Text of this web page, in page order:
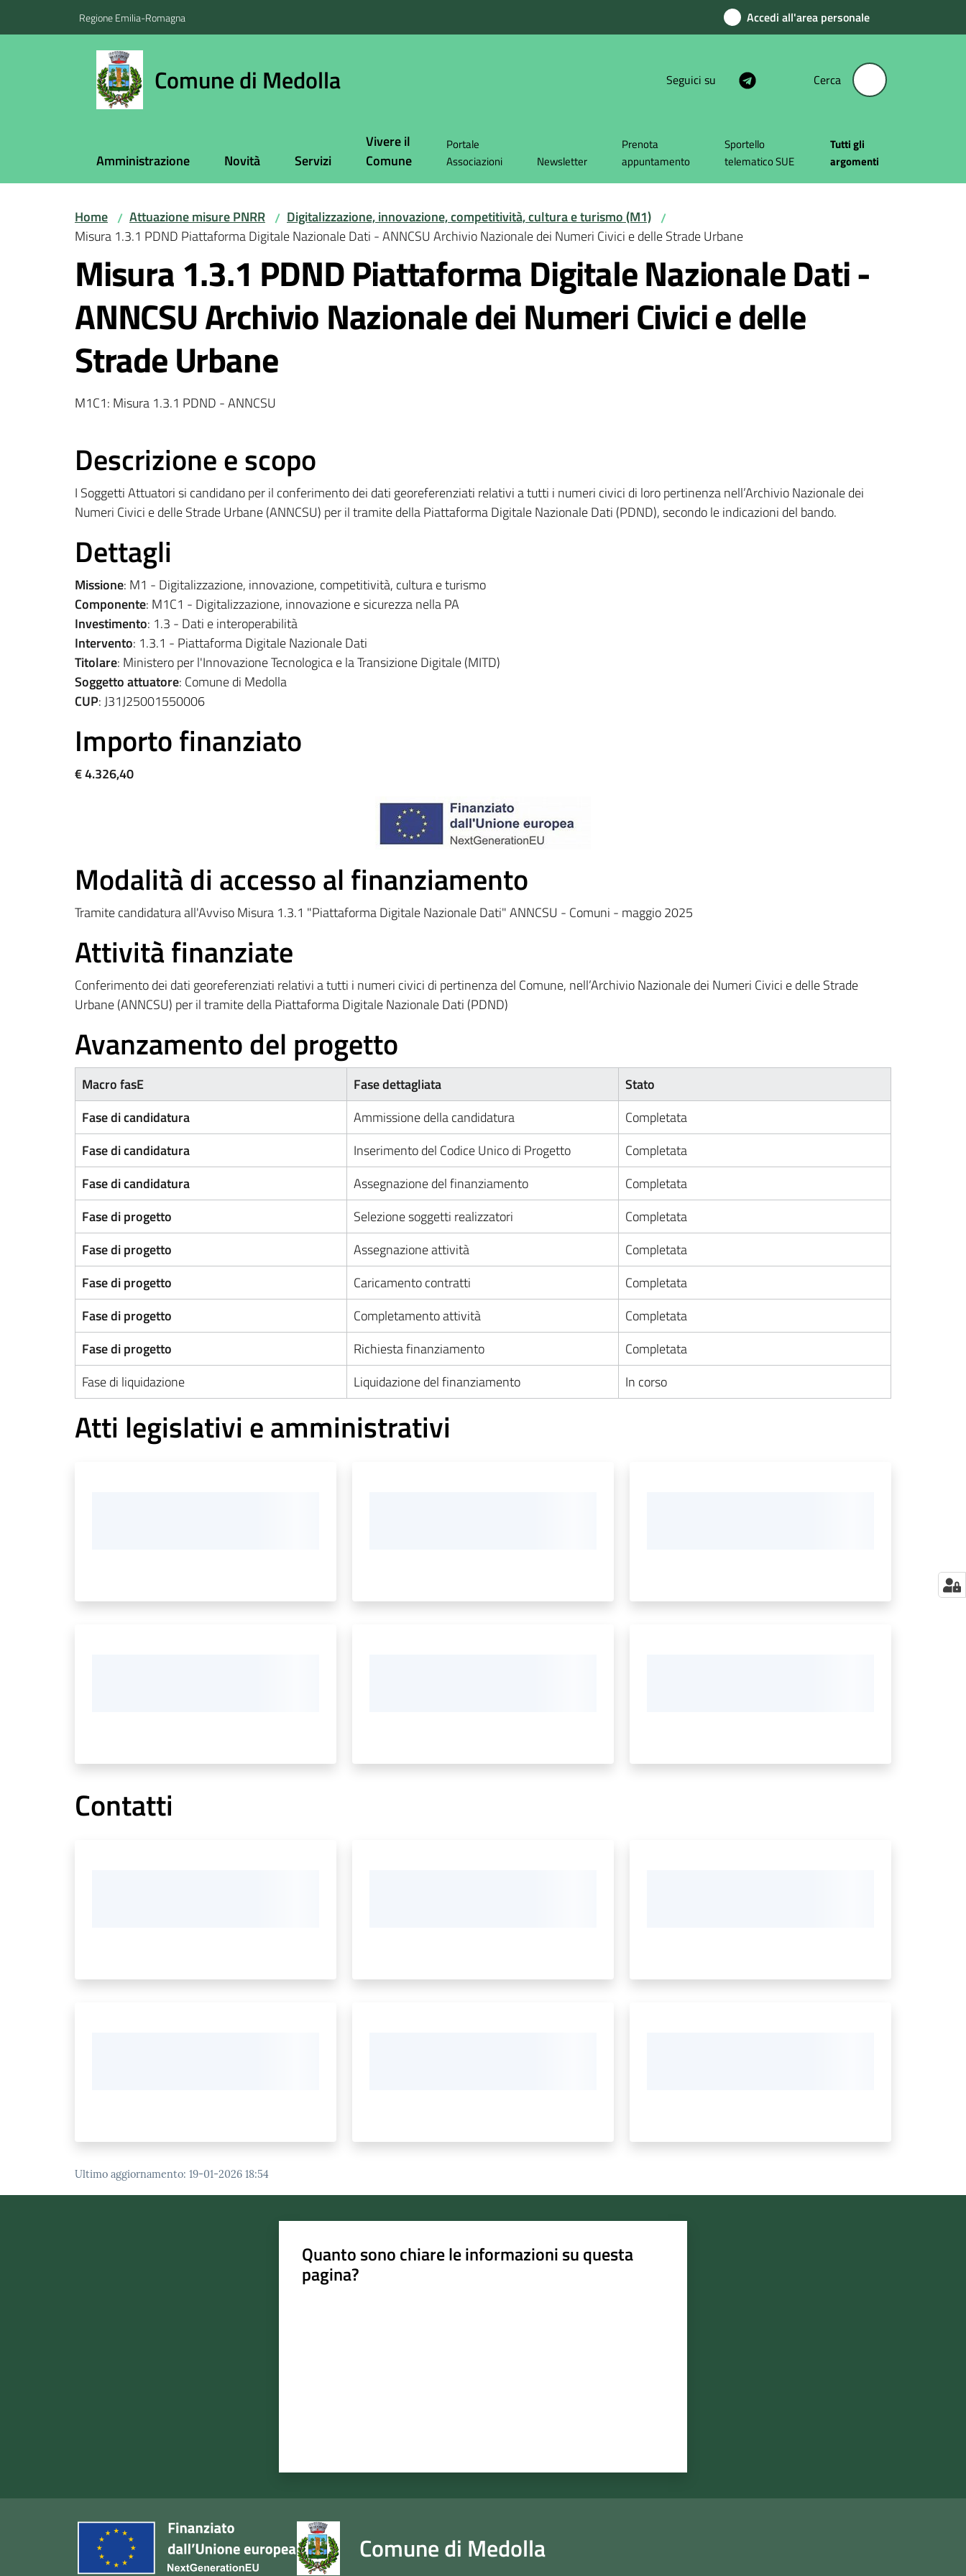
Regione Emilia-Romagna Accedi all'area personale
Comune di Medolla Seguici su Cerca
Amministrazione Novità Servizi
Vivere il
Comune
Portale
Associazioni
Newsletter
Prenota
appuntamento
Sportello
telematico SUE
Tutti gli
argomenti
Home / Attuazione misure PNRR / Digitalizzazione, innovazione, competitività, cultura e turismo (M1) /
Misura 1.3.1 PDND Piattaforma Digitale Nazionale Dati - ANNCSU Archivio Nazionale dei Numeri Civici e delle Strade Urbane
Misura 1.3.1 PDND Piattaforma Digitale Nazionale Dati -
ANNCSU Archivio Nazionale dei Numeri Civici e delle
Strade Urbane
M1C1: Misura 1.3.1 PDND - ANNCSU
Descrizione e scopo
I Soggetti Attuatori si candidano per il conferimento dei dati georeferenziati relativi a tutti i numeri civici di loro pertinenza nell’Archivio Nazionale dei
Numeri Civici e delle Strade Urbane (ANNCSU) per il tramite della Piattaforma Digitale Nazionale Dati (PDND), secondo le indicazioni del bando.
Dettagli
Missione: M1 - Digitalizzazione, innovazione, competitività, cultura e turismo
Componente: M1C1 - Digitalizzazione, innovazione e sicurezza nella PA
Investimento: 1.3 - Dati e interoperabilità
Intervento: 1.3.1 - Piattaforma Digitale Nazionale Dati
Titolare: Ministero per l'Innovazione Tecnologica e la Transizione Digitale (MITD)
Soggetto attuatore: Comune di Medolla
CUP: J31J25001550006
Importo finanziato
€ 4.326,40
Modalità di accesso al finanziamento
Tramite candidatura all'Avviso Misura 1.3.1 "Piattaforma Digitale Nazionale Dati" ANNCSU - Comuni - maggio 2025
Attività finanziate
Conferimento dei dati georeferenziati relativi a tutti i numeri civici di pertinenza del Comune, nell’Archivio Nazionale dei Numeri Civici e delle Strade
Urbane (ANNCSU) per il tramite della Piattaforma Digitale Nazionale Dati (PDND)
Avanzamento del progetto
Macro fasE Fase dettagliata
Stato
Fase di candidatura
Ammissione della candidatura
Completata
Fase di candidatura
Inserimento del Codice Unico di Progetto
Completata
Fase di candidatura
Assegnazione del finanziamento
Completata
Fase di progetto
Selezione soggetti realizzatori
Completata
Fase di progetto
Assegnazione attività
Completata
Fase di progetto
Caricamento contratti
Completata
Fase di progetto
Completamento attività
Completata
Fase di progetto
Richiesta finanziamento
Completata
Fase di liquidazione
Liquidazione del finanziamento In corso
Atti legislativi e amministrativi
Contatti
Ultimo aggiornamento: 19-01-2026 18:54
Quanto sono chiare le informazioni su questa
pagina?
Comune di Medolla